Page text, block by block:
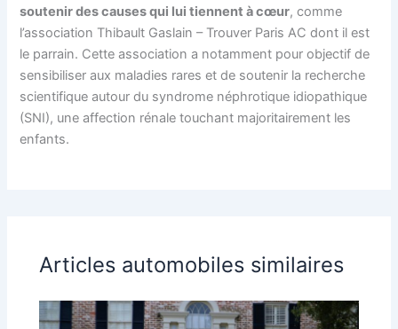
soutenir des causes qui lui tiennent à cœur, comme
l’association Thibault Gaslain – Trouver Paris AC dont il est
le parrain. Cette association a notamment pour objectif de
sensibiliser aux maladies rares et de soutenir la recherche
scientifique autour du syndrome néphrotique idiopathique
(SNI), une affection rénale touchant majoritairement les
enfants.
Articles automobiles similaires